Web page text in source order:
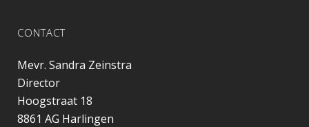
CONTACT
Mevr. Sandra Zeinstra
Director
Hoogstraat 18
8861 AG Harlingen